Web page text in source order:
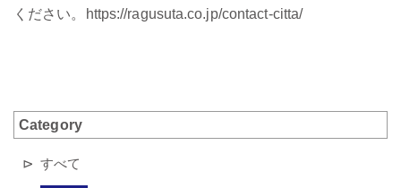
ください。
https://ragusuta.co.jp/contact-citta/
Category
すべて